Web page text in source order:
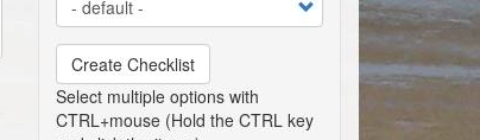
Create Checklist